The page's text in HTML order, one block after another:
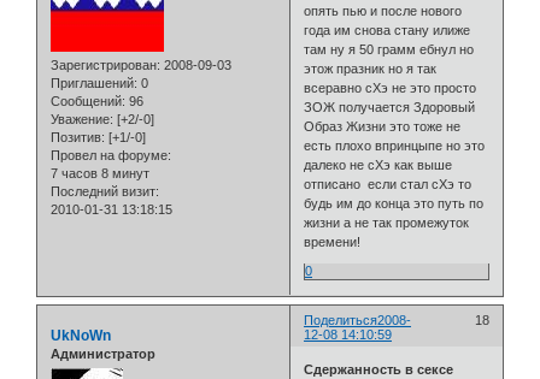
Зарегистрирован: 2008-09-03
Приглашений: 0
Сообщений: 96
Уважение: [+2/-0]
Позитив: [+1/-0]
Провел на форуме:
7 часов 8 минут
Последний визит:
2010-01-31 13:18:15
опять пью и после нового
года им снова стану илиже
там ну я 50 грамм ебнул но
этож празник но я так
всеравно сХэ не это просто
ЗОЖ получается Здоровый
Образ Жизни это тоже не
есть плохо впринцыпе но это
далеко не сХэ как выше
отписано если стал сХэ то
будь им до конца это путь по
жизни а не так промежуток
времени!
0
Поделиться 18
2008-
12-08 14:10:59
UkNoWn
Администратор
Сдержанность в сексе